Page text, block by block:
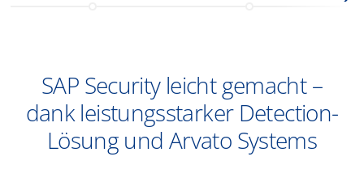
SAP Security leicht gemacht –
dank leistungsstarker Detection-
Lösung und Arvato Systems